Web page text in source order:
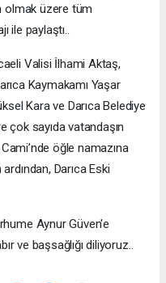
olmak üzere tüm
ile paylaştı..
Valisi İlhami Aktaş,
Kaymakamı Yaşar
Kara ve Darıca Belediye
çok sayıda vatandaşın
Cami’nde öğle namazına
Darıca Eski
Aynur Güven'e
ve başsağlığı diliyoruz..